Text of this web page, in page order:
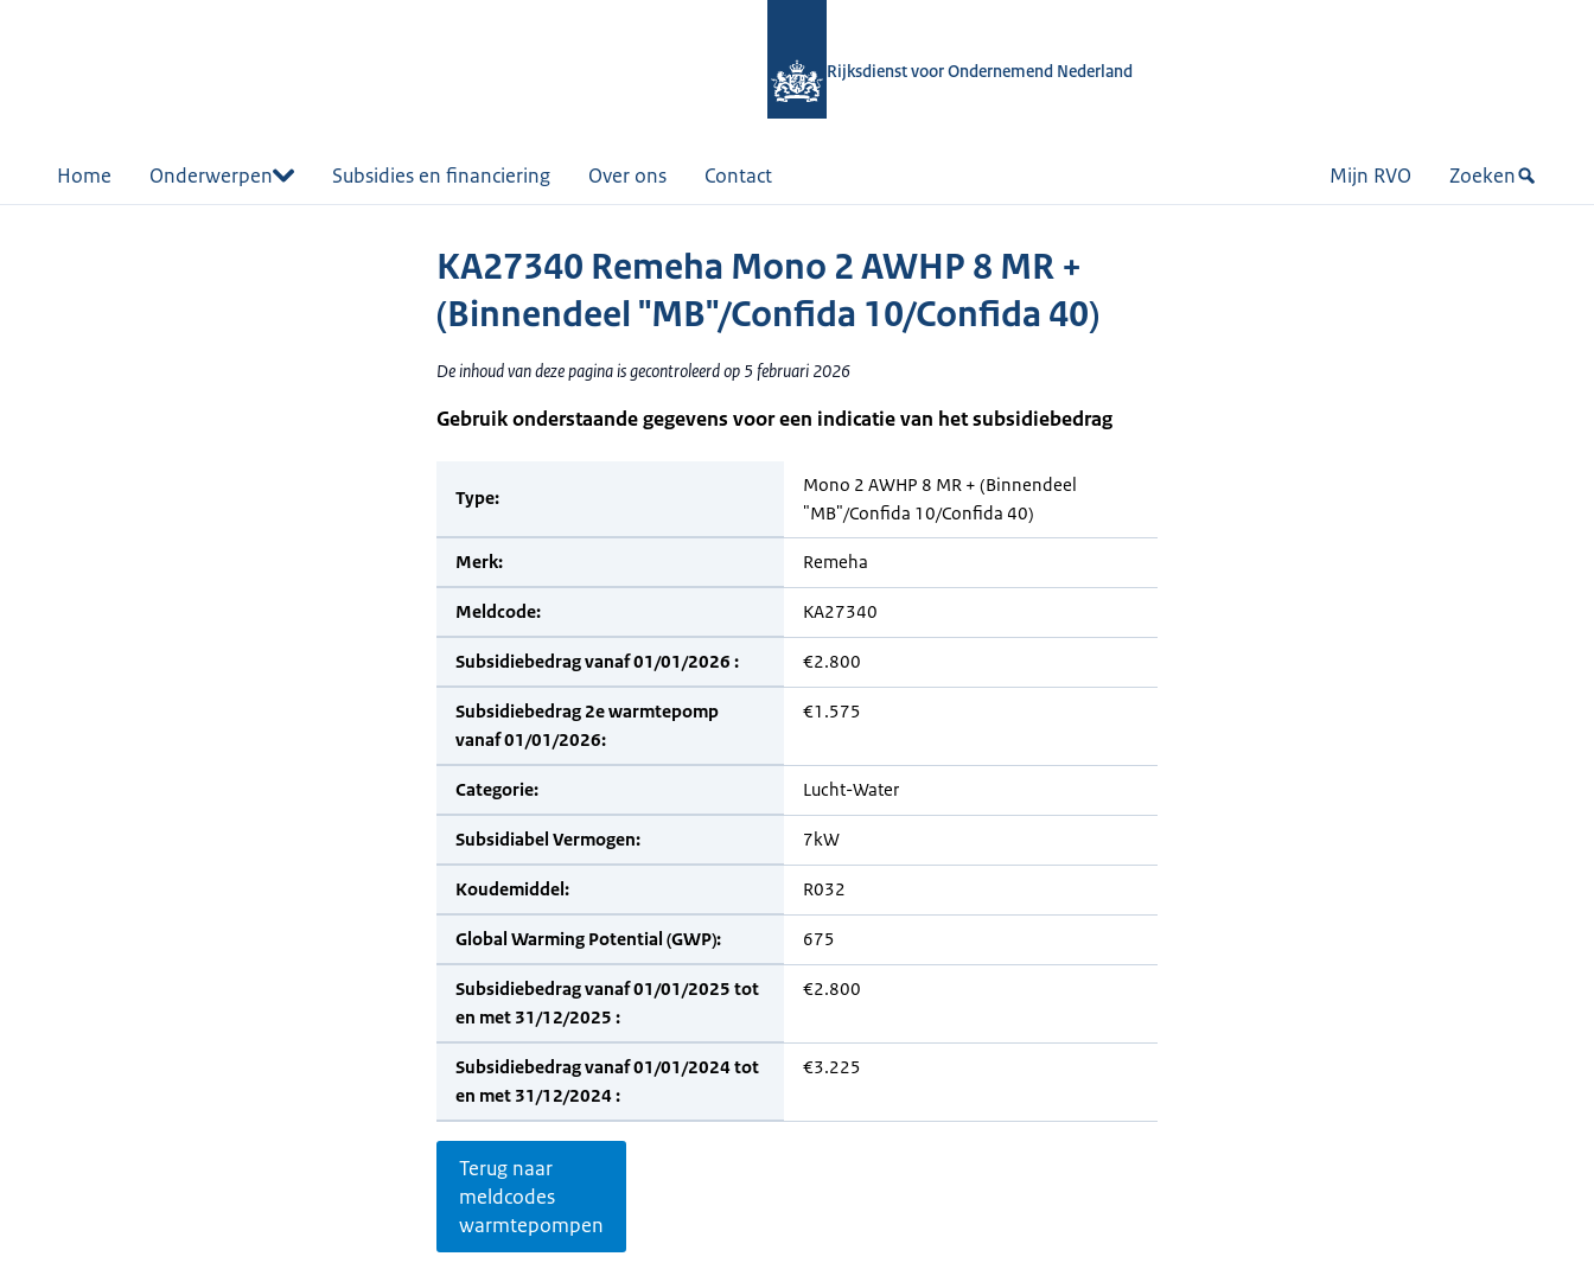
Rijksdienst voor Ondernemend Nederland
Home Onderwerpen Subsidies en financiering Over ons Contact Mijn RVO Zoeken
KA27340 Remeha Mono 2 AWHP 8 MR +
(Binnendeel "MB"/Confida 10/Confida 40)
De inhoud van deze pagina is gecontroleerd op 5 februari 2026
Gebruik onderstaande gegevens voor een indicatie van het subsidiebedrag
Type:
Mono 2 AWHP 8 MR + (Binnendeel
"MB"/Confida 10/Confida 40)
Merk: Remeha
Meldcode: KA27340
Subsidiebedrag vanaf 01/01/2026 : €2.800
Subsidiebedrag 2e warmtepomp
vanaf 01/01/2026:
€1.575
Categorie: Lucht-Water
Subsidiabel Vermogen: 7kW
Koudemiddel: R032
Global Warming Potential (GWP): 675
Subsidiebedrag vanaf 01/01/2025 tot
en met 31/12/2025 :
€2.800
Subsidiebedrag vanaf 01/01/2024 tot
en met 31/12/2024 :
€3.225
Terug naar
meldcodes
warmtepompen